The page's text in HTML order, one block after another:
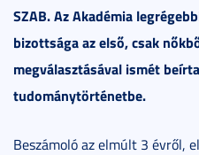
SZAB. Az Akadémia
bizottsága az első, csak
megválasztásával ismét
tudománytörténetbe.
Beszámoló az elmúlt 3 évről,